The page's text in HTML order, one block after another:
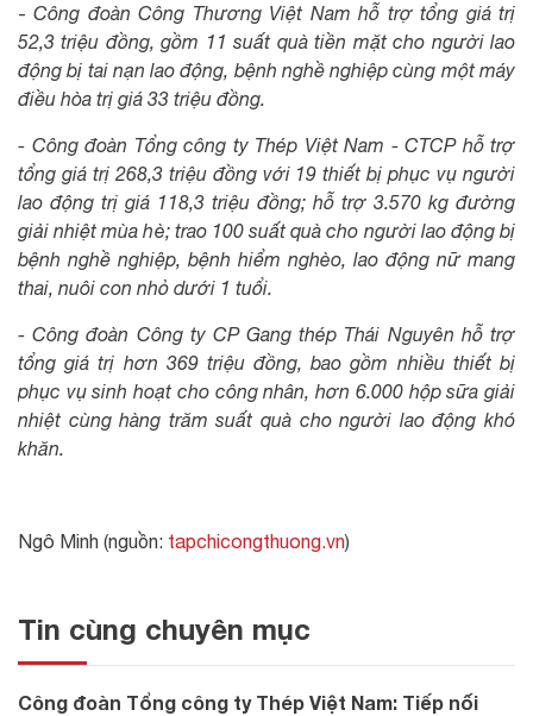
-Công đoàn Công Thương Việt Nam hỗ trợ tổng giá trị
52,3 triệu đồng, gồm 11 suất quà tiền mặt cho người lao
động bị tai nạn lao động, bệnh nghề nghiệp cùng một máy
điều hòa trị giá 33 triệu đồng.
- Công đoàn Tổng công ty Thép Việt Nam - CTCP hỗ trợ
tổng giá trị 268,3 triệu đồng với 19 thiết bị phục vụ người
lao động trị giá 118,3 triệu đồng; hỗ trợ 3.570 kg đường
giải nhiệt mùa hè; trao 100 suất quà cho người lao động bị
bệnh nghề nghiệp, bệnh hiểm nghèo, lao động nữ mang
thai, nuôi con nhỏ dưới 1 tuổi.
- Công đoàn Công ty CP Gang thép Thái Nguyên hỗ trợ
tổng giá trị hơn 369 triệu đồng, bao gồm nhiều thiết bị
phục vụ sinh hoạt cho công nhân, hơn 6.000 hộp sữa giải
nhiệt cùng hàng trăm suất quà cho người lao động khó
khăn.
Ngô Minh (nguồn: tapchicongthuong.vn)
Tin cùng chuyên mục
Công đoàn Tổng công ty Thép Việt Nam: Tiếp nối